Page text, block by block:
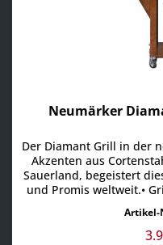
Neumärker
Der Diamant Grill in der
Akzenten aus
Sauerland, begeistert
und Promis weltweit.•
Artikel-